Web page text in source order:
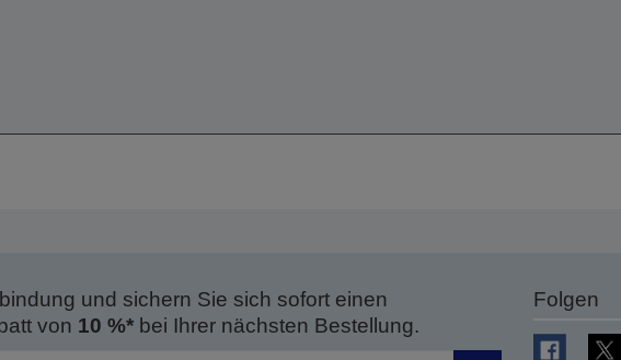
und sichern Sie sich sofort einen
von 10 %*bei Ihrer nächsten Bestellung.
Folgen